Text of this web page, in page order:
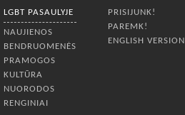
LGBT PASAULYJE
NAUJIENOS
BENDRUOMENĖS
PRAMOGOS
KULTŪRA
NUORODOS
RENGINIAI
PRISIJUNK!
PAREMK!
ENGLISH VERSION